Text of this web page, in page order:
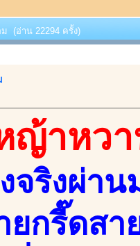
(อ่าน 22294 ครั้ง)
ญ้าหว
จริงผ่า
ยกรี๊ดสา